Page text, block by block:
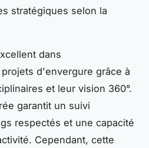
stratégiques selon la
dans
d'envergure grâce à
et leur vision 360°.
garantit un suivi
respectés et une capacité
Cependant, cette